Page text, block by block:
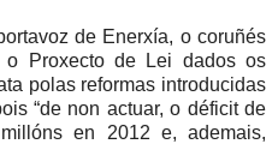
de Enerxía, o coruñés
o Proxecto de Lei dados os
polas reformas introducidas
“de non actuar, o déficit de
en 2012 e, ademais,